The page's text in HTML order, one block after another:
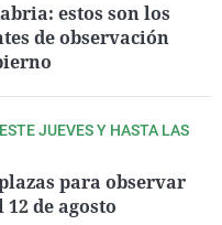
estos son los
de observación
JUEVES Y HASTA LAS
para observar
de agosto